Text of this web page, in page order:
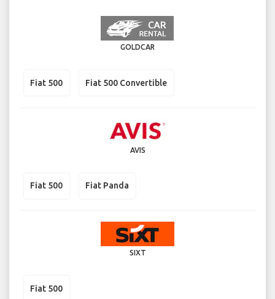
GOLDCAR
Fiat 500 Fiat 500 Convertible
AVIS
Fiat 500 Fiat Panda
SIXT
Fiat 500